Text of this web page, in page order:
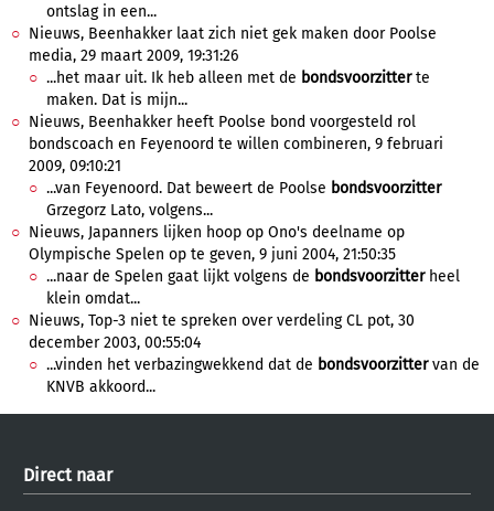
ontslag in een...
Nieuws, Beenhakker laat zich niet gek maken door Poolse
media, 29 maart 2009, 19:31:26
...het maar uit. Ik heb alleen met de bondsvoorzitterte
maken. Dat is mijn...
Nieuws, Beenhakker heeft Poolse bond voorgesteld rol
bondscoach en Feyenoord te willen combineren, 9 februari
2009, 09:10:21
...van Feyenoord. Dat beweert de Poolse bondsvoorzitter
Grzegorz Lato, volgens...
Nieuws, Japanners lijken hoop op Ono's deelname op
Olympische Spelen op te geven, 9 juni 2004, 21:50:35
...naar de Spelen gaat lijkt volgens de bondsvoorzitterheel
klein omdat...
Nieuws, Top-3 niet te spreken over verdeling CL pot, 30
december 2003, 00:55:04
...vinden het verbazingwekkend dat de bondsvoorzittervan de
KNVB akkoord...
Direct naar